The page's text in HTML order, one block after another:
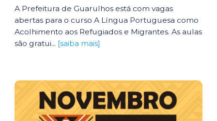
A Prefeitura de Guarulhos está com vagas
abertas para o curso A Língua Portuguesa como
Acolhimento aos Refugiados e Migrantes. As aulas
são gratui... [saiba mais]